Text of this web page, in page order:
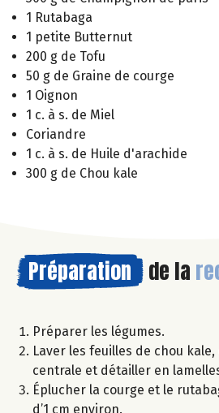
1 Rutabaga
1 petite Butternut
200 g de Tofu
50 g de Graine de courge
1 Oignon
1 c. à s. de Miel
Coriandre
1 c. à s. de Huile d'arachide
300 g de Chou kale
Préparation de la
Préparer les légumes.
Laver les feuilles de chou
centrale et détailler en
Éplucher la courge et le
d’1 cm environ.